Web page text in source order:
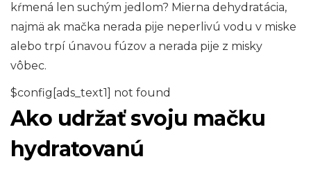
kŕmená len suchým jedlom? Mierna dehydratácia,
najmä ak mačka nerada pije neperlivú vodu v miske
alebo trpí únavou fúzov a nerada pije z misky
vôbec.
$config[ads_text1] not found
Ako udržať svoju mačku
hydratovanú